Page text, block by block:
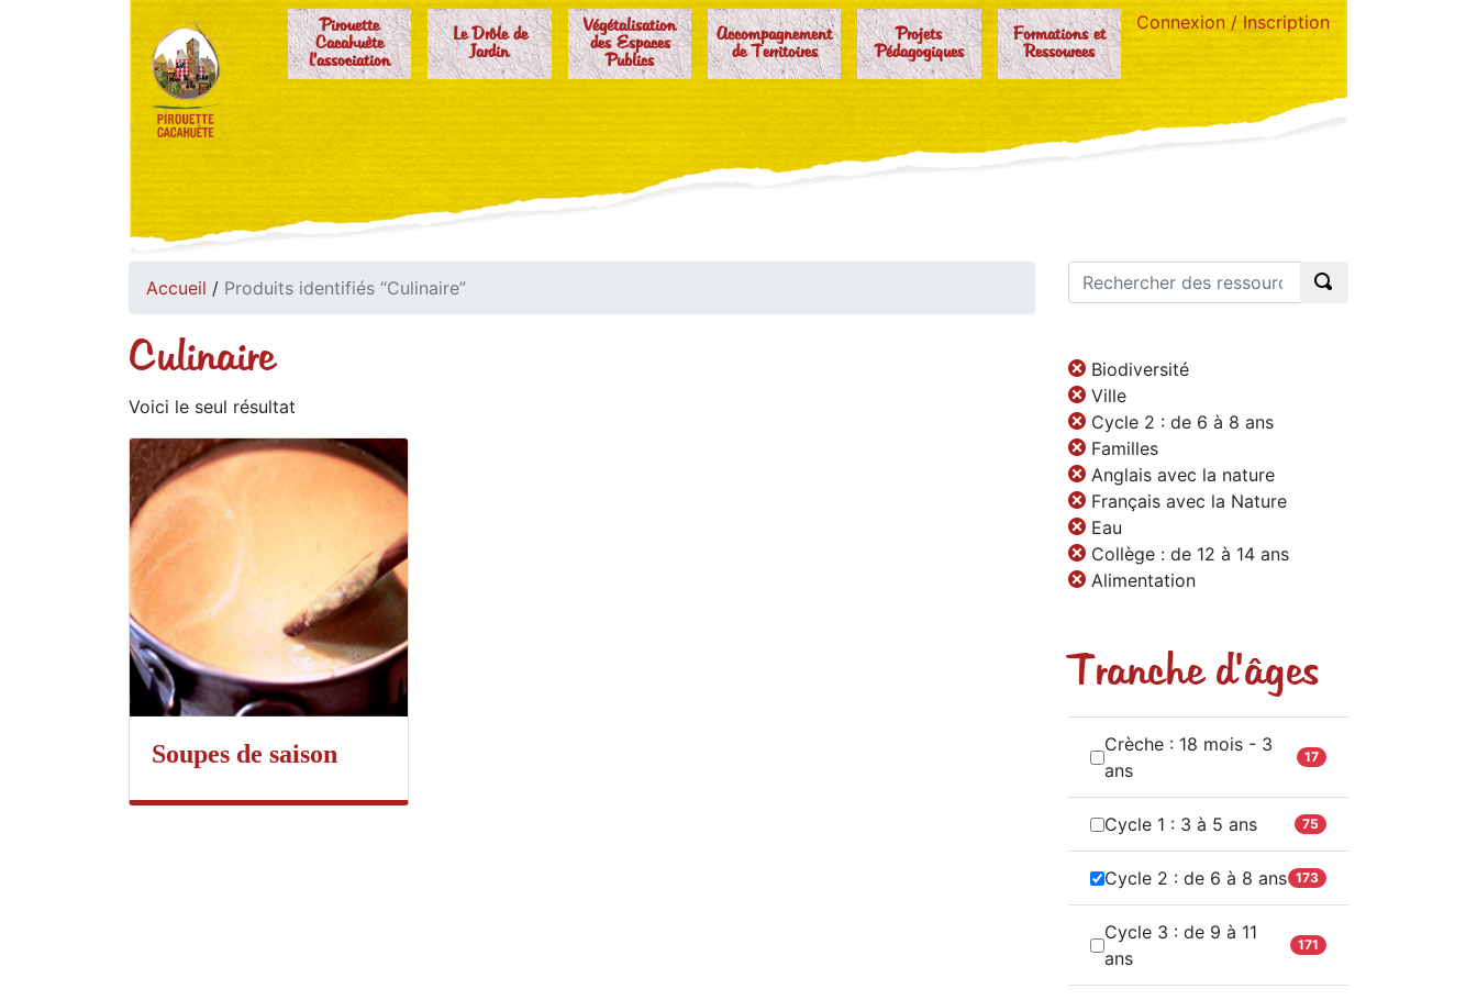
Pirouette
Cacahuète
l'association
Le Drôle de
Jardin
Végétalisation
des Espaces
Publics
Accompagnement
de Territoires
Projets
Pédagogiques
Formations et
Ressources
Connexion / Inscription
Accueil / Produits identifiés “Culinaire”
Culinaire
Voici le seul résultat
Soupes de saison
Biodiversité
Ville
Cycle 2 : de 6 à 8 ans
Familles
Anglais avec la nature
Français avec la Nature
Eau
Collège : de 12 à 14 ans
Alimentation
Tranche d'âges
Crèche : 18 mois - 3
ans
17
Cycle 1 : 3 à 5 ans 75
Cycle 2 : de 6 à 8 ans 173
Cycle 3 : de 9 à 11
ans
171